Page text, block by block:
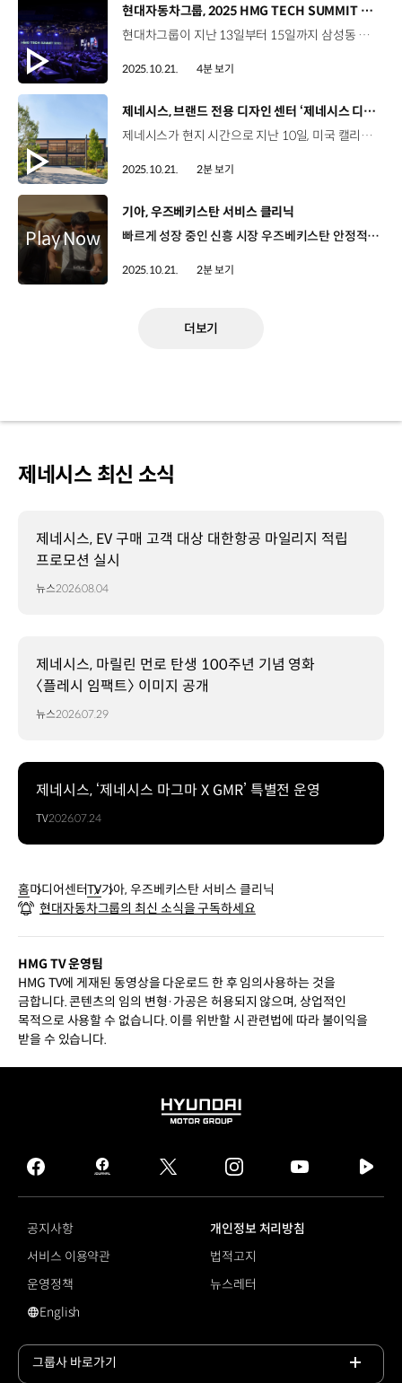
[동영상]
현대자동차그룹, 2025 HMG TECH SUMMIT 개최
현대차그룹이 지난 13일부터 15일까지 삼성동 그랜드 인터컨티넨탈에서 ‘HMG TECH SUMMIT 2025’를 성황리에 개최했습니다. ‘Tech Culture Week’의 일환으로 진행된 이번 행사는 연구개발 성장 과정과 시행착오를 조명해 생생한 경험과 노하우를 공유하는 자리였는데요. 약 3,000명의 임직원 등이 참석해 ‘발견’을 조화롭게 연결하고, 조율하며 실현시키는 과정에 초점을 맞춘 다채로운 세션으로 채워졌습니다. 호세 무뇨스 사장 / 현대자동차 대표이사 HMG TECH SUMMIT은 획기적인 기술의 탄생 스토리부터, 우리 팀들이 극복해낸 수많은 도전, 그리고 혁신으로 이어지는 시행착오의 과정까지 우리가 함께 걸어온 여정을 공유하는 플랫폼입니다. 뜻깊은 콘퍼런스 되시길 바랍니다.It’s about sharing the journey-the rich stories of how breakthrough technologies are born, the challenges our teams overcome, the trial-and-error processes that lead to innovation. thank you and have a great conference. 사흘간 이어진 이번 행사는 SDV, 자율주행, 전동화, 탄소중립, 고객경험 등 다양한 분야의 연구개발 사례를 주제별로 분류해, 참석자들이 양질의 인사이트를 얻을 수 있도록 했는데요. 주요 임원들이 각 분야의 핵심 여정을 조명한 키노트 스피치를 진행하고, 외부 강연자의 특강도 마련해 새로운 시각과 연구 사고 확장을 위한 기회를 제공했습니다. 양희원 / 사장 / 현대자동차·기아 RD본부장과거에는 각 시스템별로 세션별로 분화되어 있는 기술 개발에 집중했다면 앞으로는 그 기술들이 함께 모여서 스토리를 만들어내는 기술이 되어야 하고 스토리가 담긴 모빌리티가 되었을 때 우리 고객들에게 진정으로 감동을 선사할 수 있을 것이고 끝없는 가치를 제공할 수 있을 거라고 생각합니다. 송창현 / 사장 / 현대자동차·기아 AVP본부장미래는 더 이상 자동차의 성능과 디자인만으로 결정되지는 않습니다. 코드로 움직이고 데이터로 소통을 하고 AI로 학습되는 바퀴 달린 인공지능을 누가 먼저 구현하는가 그리고 성공하는가에 달려있습니다. 이것이 바로 우리가 SDV에 모든 것을 거는 이유입니다. 이상엽 / 부사장 / 현대제네시스글로벌디자인담당 10년 전에 제네시스 브랜드를 론칭 하면서 대한민국을 대표하는 글로벌 럭셔리 브랜드가 되겠다는 굉장히 큰 미션을 가지고 시작을 했습니다. 결국에는 이러한 브랜드 정체성을 만들어 가는 과정은 하루 아침에 바뀌는 게 아니라 계속 꾸준히 쌓아가는 과정이라고 말씀드리고 싶고 그것이 우리가 해왔던 지난 10년간의 고민과 노력이었다고 말씀드리고 싶습니다. 또한 각 분야별로 연구개발 과정을 스토리텔링 방식으로 전달해 그룹사 임직원들이 서로의 생생한 현장 경험과 노하우를 공유하고, 테마별 연구 개발 과정을 들여다볼 수 있는 기술 전시를 진행해 참여자의 기술 시야 확장과 전문성 강화를 지원했습니다. 더불어, 시행착오를 공유하는 발표 세션과 연구개발 과정에서의 고민을 나누는 네트워킹 시간도 마련해 큰 호응을 얻었습니다. 이와 함께 진행된 학술대회에서는 분과별 논문 발표의 시간을 갖고, 우수 논문에 대한 시상도 진행했습니다. 현대차그룹은 앞으로도 기술을 교류할 수 있는 지식공유 플랫폼인 TECH SUMMIT을 더욱 고도화할 예정입니다.
2025.10.21. 4분 보기
[동영상]
제네시스, 브랜드 전용 디자인 센터 ‘제네시스 디자인 캘리포니아’
제네시스가 현지 시간으로 지난 10일, 미국 캘리포니아 엘 세군도에 브랜드 전용 디자인 센터 ‘제네시스 디자인 캘리포니아’를 개소했습니다. 브랜드 출범 10주년을 맞아 문을 연 ‘제네시스 디자인 캘리포니아’는 제네시스 디자인과 관련된 연구·개발이 진행되는 최첨단 시설인데요. 북미 현지 고객의 취향과 감성에 보다 깊이 공감하는 디자인을 개발할 수 있도록 돕는 핵심 거점입니다. 새롭게 문을 연 디자인 센터는 연면적 7,471㎡, 지하 1층, 지상 2층 규모에 건물 내∙외부가 서로 연결되는 개방형 구조로, 창의력과 집중력을 발휘할 디자인 작업 공간과 CMF 스튜디오, 3D 프린팅 및 클레이 모델링 공간 등 최적의 환경이 제공됩니다. 앞으로 이곳에서는 양산 및 선행 차량 프로젝트뿐 아니라 미래 항공 모빌리티(AAM), 로보틱스 등 다양한 분야를 아우르며 통합 디자인 비전을 실현해 나갈 예정입니다. 또한, 제네시스는 서울 제네시스 디자인 센터, 독일 제네시스 디자인 스튜디오와 24시간 소통하는 유기적인 글로벌 협업 체계도 구축할 계획입니다.
2025.10.21. 2분 보기
[동영상]
기아, 우즈베키스탄 서비스 클리닉
빠르게 성장 중인 신흥 시장 우즈베키스탄 안정적인 품질 확보와 전문 정비 인력 양성이 중요한 과제 9월 8일~26일까지, 우즈베키스탄 전역에서 ‘서비스 클리닉’ 개최 본사 시니어 엔지니어가 4개 주요 도시를 직접 순회 방문 (타슈켄트, 테르메스, 페르가나, 나망간) 입고 차량에 대해 무상 점검과 엔진오일 교환 서비스 현지 정비사를 대상으로 필드 교육도 함께 진행 클리닉 기간 동안 총 1,568대의 차량 입고 ‘서비스 클리닉’을 통해 색다른 고객 경험 제공 공식 서비스에 대한 인식을 높이고 기아 서비스의 우수성도 각인 쿠치카로프 하이룰라 / 기아 서비스 클리닉 방문 고객 오늘 Kia Yakkasaroy 서비스 센터를 방문했는데, 특별 프로모션으로 무상 진단과 오일 교환을 받았습니다. 기아 브랜드에 깊은 감사를 전하고 싶습니다.Today I visited the kia yakkasaroy service center. They’re running a special promotion, and I got a free diagnostic and oil change. I would like to express my deep gratitude to the kia brand. 기아 고객과 가족들을 초대한 패밀리 데이 행사 400여 명의 고객을 초청해 이틀간 진행 고객들을 위해 준비한 다양한 액티비티 타이어 교체 등 자가 정비 교육까지 안바르존 조히도프/ 기아 패밀리데이 방문 고객기아가 준비한 패밀리데이 이벤트는 최고 그 이상입니다. 행사를 준비해주신 모든 분들께 큰 감사를 드립니다.Your event is top-notch, even one notch above it. A huge thank you to all the organizers and participants for the event. 기아 브랜드를 통해 하나된 시간 “글로벌 시장을 향한 현지 맞춤형 프로모션은 계속됩니다~”
2025.10.21. 2분 보기
더보기
제네시스 최신 소식
제네시스, EV 구매 고객 대상 대한항공 마일리지 적립
프로모션 실시
뉴스2026.08.04
제네시스, 마릴린 먼로 탄생 100주년 기념 영화
〈플레시 임팩트〉 이미지 공개
뉴스2026.07.29
제네시스, ‘제네시스 마그마 X GMR’ 특별전 운영
TV2026.07.24
홈미디어센터TV기아, 우즈베키스탄 서비스 클리닉
현대자동차그룹의 최신 소식을 구독하세요
HMG TV 운영팀
HMG TV에 게재된 동영상을 다운로드 한 후 임의사용하는 것을
금합니다. 콘텐츠의 임의 변형·가공은 허용되지 않으며, 상업적인
목적으로 사용할 수 없습니다. 이를 위반할 시 관련법에 따라 불이익을
받을 수 있습니다.
HYUNDAI
GROUP
facebook
hmg
journal
twitter instagram
tv
공지사항
개인정보 처리방침
서비스 이용약관
법적고지
운영정책
뉴스레터
영문 사이트로 이동
English
그룹사 바로가기